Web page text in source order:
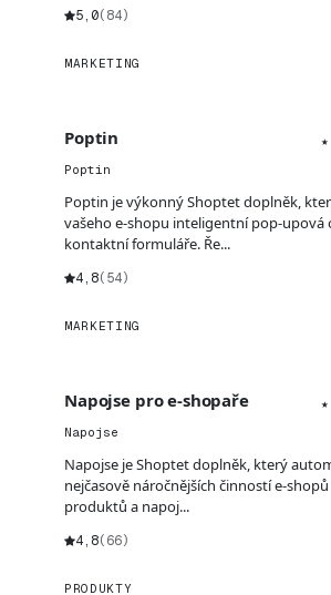
5,0(84)
MARKETING
Poptin
★
Poptin
Poptin je výkonný Shoptet doplněk,
vašeho e-shopu inteligentní pop-upová
kontaktní formuláře. Ře...
4,8(54)
MARKETING
Napojse pro e-shopaře
★
Napojse
Napojse je Shoptet doplněk, který
nejčasově náročnějších činností e-
produktů a napoj...
4,8(66)
PRODUKTY